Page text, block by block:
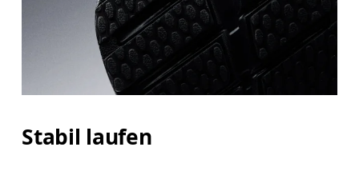
Stabil laufen